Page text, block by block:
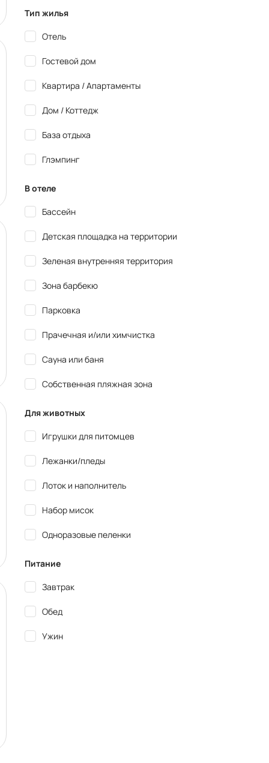
Тип жилья
Отель
Гостевой дом
Квартира / Апартаменты
Дом / Коттедж
База отдыха
Глэмпинг
В отеле
Бассейн
Детская площадка на территории
Зеленая внутренняя территория
Зона барбекю
Парковка
Прачечная и/или химчистка
Сауна или баня
Собственная пляжная зона
Для животных
Игрушки для питомцев
Лежанки/пледы
Лоток и наполнитель
Набор мисок
Одноразовые пеленки
Питание
Завтрак
Обед
Ужин